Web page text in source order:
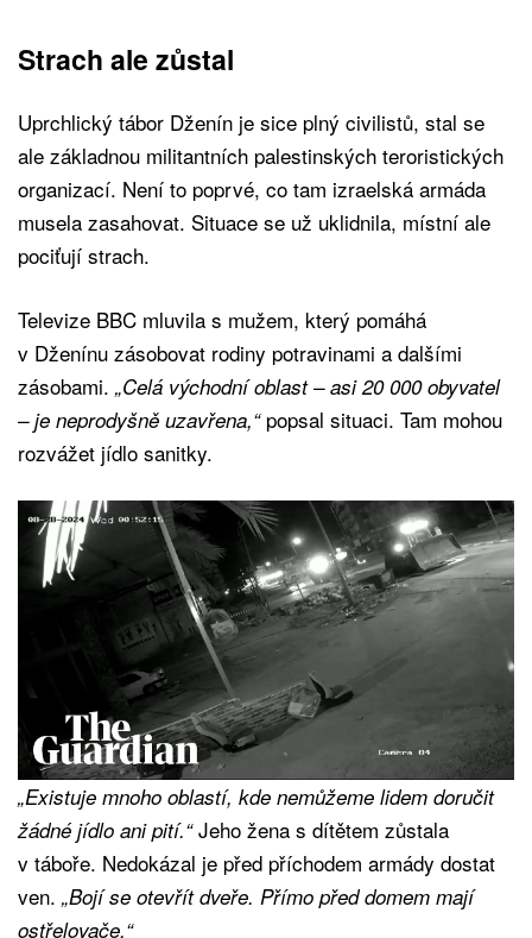
Strach ale zůstal
Uprchlický tábor Dženín je sice plný civilistů, stal se
ale základnou militantních palestinských teroristických
organizací. Není to poprvé, co tam izraelská armáda
musela zasahovat. Situace se už uklidnila, místní ale
pociťují strach.
Televize BBC mluvila s mužem, který pomáhá
v Dženínu zásobovat rodiny potravinami a dalšími
zásobami. „Celá východní oblast – asi 20 000 obyvatel
– je neprodyšně uzavřena,“ popsal situaci. Tam mohou
rozvážet jídlo sanitky.
„Existuje mnoho oblastí, kde nemůžeme lidem doručit
žádné jídlo ani pití.“Jeho žena s dítětem zůstala
v táboře. Nedokázal je před příchodem armády dostat
ven. „Bojí se otevřít dveře. Přímo před domem mají
ostřelovače.“